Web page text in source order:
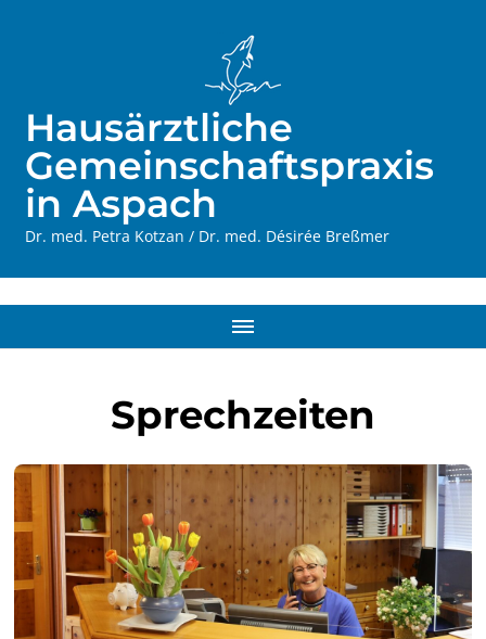
Hausärztliche
Gemeinschaftspraxis
in Aspach
Dr. med. Petra Kotzan / Dr. med. Désirée Breßmer
Sprechzeiten